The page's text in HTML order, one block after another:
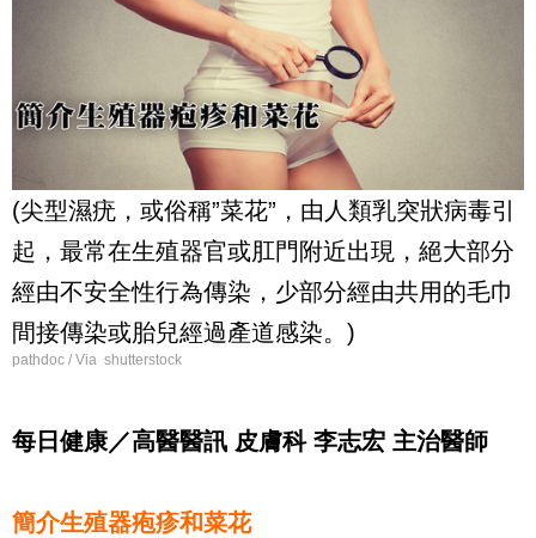
(尖型濕疣，或俗稱”菜花”，由人類乳突狀病毒引
起，最常在生殖器官或肛門附近出現，絕大部分
經由不安全性行為傳染，少部分經由共用的毛巾
間接傳染或胎兒經過產道感染。)
pathdoc / Via shutterstock
每日健康／高醫醫訊 皮膚科 李志宏 主治醫師
簡介生殖器疱疹和菜花